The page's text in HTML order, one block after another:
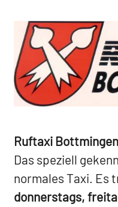
Ruftaxi
Das speziell
normales Taxi. Es
donnerstags,